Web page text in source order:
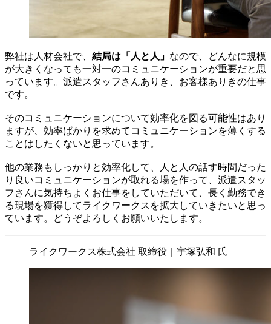
弊社は人材会社で、 結局は「人と人」 なので、どんなに規模
が大きくなっても一対一のコミュニケーションが重要だと思
っています。派遣スタッフさんありき、お客様ありきの仕事
です。
そのコミュニケーションについて効率化を図る可能性はあり
ますが、効率ばかりを求めてコミュニケーションを薄くする
ことはしたくないと思っています。
他の業務もしっかりと効率化して、人と人の話す時間だった
り良いコミュニケーションが取れる場を作って、派遣スタッ
フさんに気持ちよくお仕事をしていただいて、長く勤務でき
る現場を獲得してライクワークスを拡大していきたいと思っ
ています。どうぞよろしくお願いいたします。
ライクワークス株式会社 取締役｜宇塚弘和 氏